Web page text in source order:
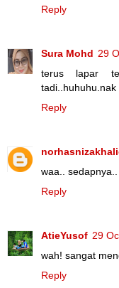
Reply
Sura Mohd 29
terus lapar
tadi..huhuhu.nak
Reply
waa..
Reply
AtieYusof 29
wah! sangat
Reply